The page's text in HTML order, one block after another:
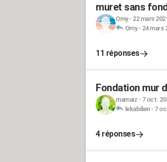
muret sans
Omy- 22 mars
Omy- 24 mars
11 réponses
Fondation mur
mamaiz - 7 oct.
lekabilien- 7
4 réponses